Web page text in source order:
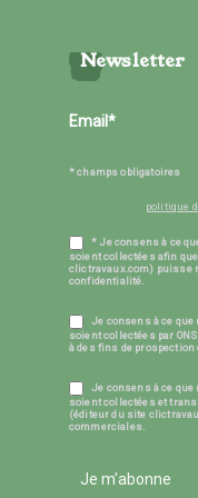
Newsletter
* champs obligatoires
politique
* Je consens à ce
soient collectées afin
clictravaux.com) puisse
confidentialité.
Je consens à ce que
soient collectées par
à des fins de prospection
Je consens à ce que
soient collectées et
(éditeur du site
commerciales.
Je m'abonne